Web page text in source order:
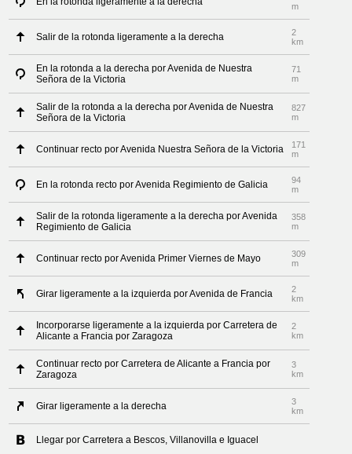
m
Salir de la rotonda ligeramente a la derecha
2
km
En la rotonda a la derecha por Avenida de Nuestra
Señora de la Victoria
71
m
Salir de la rotonda a la derecha por Avenida de Nuestra
Señora de la Victoria
827
m
Continuar recto por Avenida Nuestra Señora de la Victoria
171
m
En la rotonda recto por Avenida Regimiento de Galicia
94
m
Salir de la rotonda ligeramente a la derecha por Avenida
Regimiento de Galicia
358
m
Continuar recto por Avenida Primer Viernes de Mayo
309
m
Girar ligeramente a la izquierda por Avenida de Francia
2
km
Incorporarse ligeramente a la izquierda por Carretera de
Alicante a Francia por Zaragoza
2
km
Continuar recto por Carretera de Alicante a Francia por
Zaragoza
3
km
Girar ligeramente a la derecha
3
km
Llegar por Carretera a Bescos, Villanovilla e Iguacel